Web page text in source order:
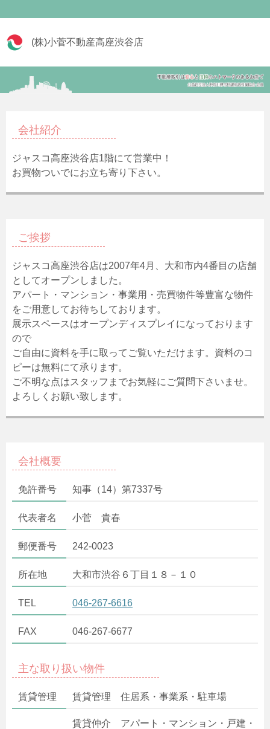
(株)小菅不動産高座渋谷店
会社紹介
ジャスコ高座渋谷店1階にて営業中！
お買物ついでにお立ち寄り下さい。
ご挨拶
ジャスコ高座渋谷店は2007年4月、大和市内4番目の店舗
としてオープンしました。
アパート・マンション・事業用・売買物件等豊富な物件
をご用意してお待ちしております。
展示スペースはオープンディスプレイになっております
ので
ご自由に資料を手に取ってご覧いただけます。資料のコ
ピーは無料にて承ります。
ご不明な点はスタッフまでお気軽にご質問下さいませ。
よろしくお願い致します。
会社概要
免許番号 知事（14）第7337号
代表者名 小菅 貴春
郵便番号 242-0023
所在地 大和市渋谷６丁目１８－１０
TEL 046-267-6616
FAX 046-267-6677
主な取り扱い物件
賃貸管理 賃貸管理 住居系・事業系・駐車場
賃貸仲介 アパート・マンション・戸建・